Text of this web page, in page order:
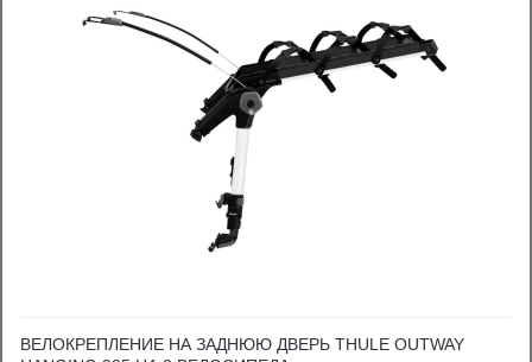
ВЕЛОКРЕПЛЕНИЕ НА ЗАДНЮЮ ДВЕРЬ THULE OUTWAY